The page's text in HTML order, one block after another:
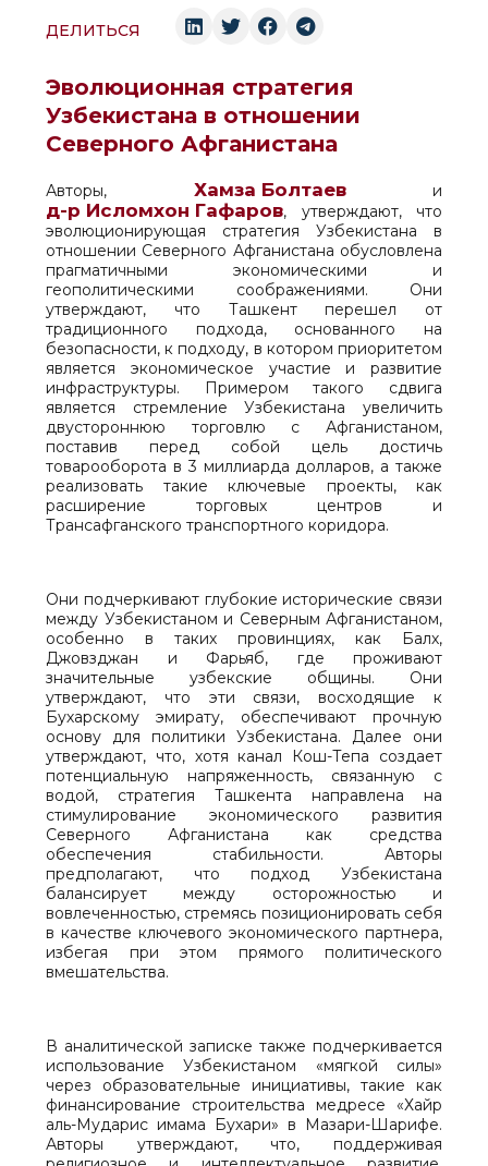
ДЕЛИТЬСЯ
Эволюционная стратегия
Узбекистана в отношении
Северного Афганистана
Авторы, Хамза Болтаеви
д-р Исломхон Гафаров, утверждают, что
эволюционирующая стратегия Узбекистана в
отношении Северного Афганистана обусловлена
прагматичными экономическими и
геополитическими соображениями. Они
утверждают, что Ташкент перешел от
традиционного подхода, основанного на
безопасности, к подходу, в котором приоритетом
является экономическое участие и развитие
инфраструктуры. Примером такого сдвига
является стремление Узбекистана увеличить
двустороннюю торговлю с Афганистаном,
поставив перед собой цель достичь
товарооборота в 3 миллиарда долларов, а также
реализовать такие ключевые проекты, как
расширение торговых центров и
Трансафганского транспортного коридора.
Они подчеркивают глубокие исторические связи
между Узбекистаном и Северным Афганистаном,
особенно в таких провинциях, как Балх,
Джовзджан и Фарьяб, где проживают
значительные узбекские общины. Они
утверждают, что эти связи, восходящие к
Бухарскому эмирату, обеспечивают прочную
основу для политики Узбекистана. Далее они
утверждают, что, хотя канал Кош-Тепа создает
потенциальную напряженность, связанную с
водой, стратегия Ташкента направлена на
стимулирование экономического развития
Северного Афганистана как средства
обеспечения стабильности. Авторы
предполагают, что подход Узбекистана
балансирует между осторожностью и
вовлеченностью, стремясь позиционировать себя
в качестве ключевого экономического партнера,
избегая при этом прямого политического
вмешательства.
В аналитической записке также подчеркивается
использование Узбекистаном «мягкой силы»
через образовательные инициативы, такие как
финансирование строительства медресе «Хайр
аль-Мударис имама Бухари» в Мазари-Шарифе.
Авторы утверждают, что, поддерживая